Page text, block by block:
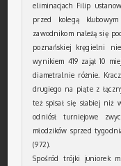
eliminacjach Filip
przed kolegą
zawodnikom należą się
poznańskiej kręgielni
wynikiem 419 zajął 10
diametralnie różnie.
drugiego na piąte z
też spisał się słabiej niż
odniósł turniejowe
młodzików sprzed
(972).
Spośród trójki juniorek